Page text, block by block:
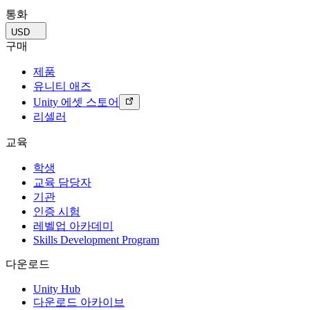
매장 및 D2C 전반에 걸쳐 IAP 관리하세요.
수익화
Unity로 광고하세요
활용 부문
모바일 게임
Unity로 모바일 히트작을 제작하고 성장시키세요.
인디 게임
소규모 팀으로 대작 게임을 출시하세요.
XR 게임
여러 플랫폼에서 XR 게임을 출시하세요.
멀티플레이어 게임
멀티플레이어 게임 개발을 간소화하세요.
데모, 샘플 및 빌딩 블록
모든 리소스
새로운 기능
블로그
업데이트, 정보, 기술 팁
뉴스
교육 효율 극대화
교육 라이선스
자격증
Unity 숙련도를 입증하세요
통화
USD
구매
제품
유니티 애즈
Unity 에셋 스토어
리셀러
교육
학생
교육 담당자
기관
인증 시험
레벨업 아카데미
Skills Development Program
다운로드
Unity Hub
다운로드 아카이브